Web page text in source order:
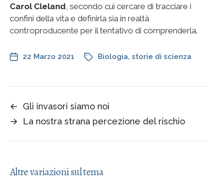
Carol Cleland, secondo cui cercare di tracciare i
confini della vita e definirla sia in realtà
controproducente per il tentativo di comprenderla.
22 Marzo 2021 Biologia, storie di scienza
←
Gli invasori siamo noi
→
La nostra strana percezione del rischio
Altre variazioni sul tema